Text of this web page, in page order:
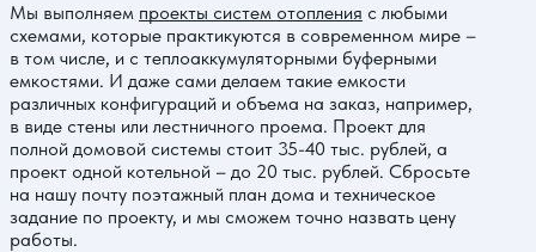
Мы выполняем проекты систем отопления с любыми
схемами, которые практикуются в современном мире –
в том числе, и с теплоаккумуляторными буферными
емкостями. И даже сами делаем такие емкости
различных конфигураций и объема на заказ, например,
в виде стены или лестничного проема. Проект для
полной домовой системы стоит 35-40 тыс. рублей, а
проект одной котельной – до 20 тыс. рублей. Сбросьте
на нашу почту поэтажный план дома и техническое
задание по проекту, и мы сможем точно назвать цену
работы.